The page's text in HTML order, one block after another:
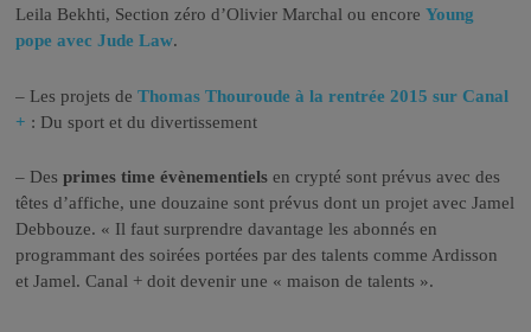
Leila Bekhti, Section zéro d’Olivier Marchal ou encoreYoung
pope avec Jude Law.
– Les projets deThomas Thouroude à la rentrée 2015 sur Canal
+ : Du sport et du divertissement
– Desprimes time évènementiels en crypté sont prévus avec des
têtes d’affiche, une douzaine sont prévus dont un projet avec Jamel
Debbouze. « Il faut surprendre davantage les abonnés en
programmant des soirées portées par des talents comme Ardisson
et Jamel. Canal + doit devenir une « maison de talents ».